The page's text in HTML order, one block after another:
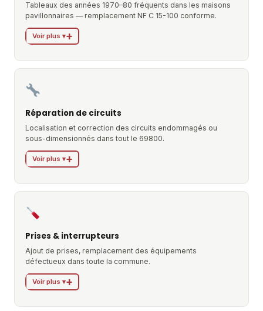
Tableaux des années 1970–80 fréquents dans les maisons
pavillonnaires — remplacement NF C 15-100 conforme.
Voir plus ▾
Réparation de circuits
Localisation et correction des circuits endommagés ou
sous-dimensionnés dans tout le 69800.
Voir plus ▾
Prises & interrupteurs
Ajout de prises, remplacement des équipements
défectueux dans toute la commune.
Voir plus ▾